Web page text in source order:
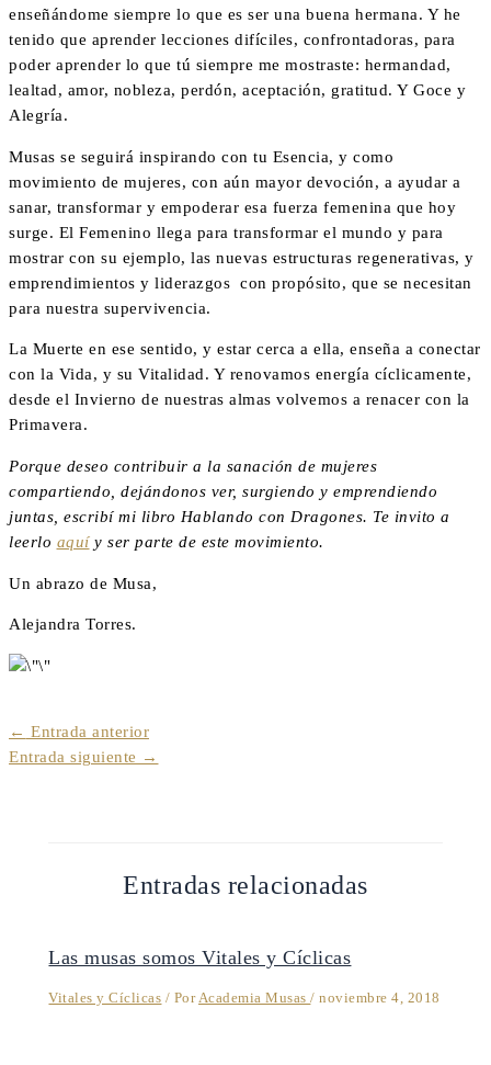
enseñándome siempre lo que es ser una buena hermana. Y he
tenido que aprender lecciones difíciles, confrontadoras, para
poder aprender lo que tú siempre me mostraste: hermandad,
lealtad, amor, nobleza, perdón, aceptación, gratitud. Y Goce y
Alegría.
Musas se seguirá inspirando con tu Esencia, y como
movimiento de mujeres, con aún mayor devoción, a ayudar a
sanar, transformar y empoderar esa fuerza femenina que hoy
surge. El Femenino llega para transformar el mundo y para
mostrar con su ejemplo, las nuevas estructuras regenerativas, y
emprendimientos y liderazgos con propósito, que se necesitan
para nuestra supervivencia.
La Muerte en ese sentido, y estar cerca a ella, enseña a conectar
con la Vida, y su Vitalidad. Y renovamos energía cíclicamente,
desde el Invierno de nuestras almas volvemos a renacer con la
Primavera.
Porque deseo contribuir a la sanación de mujeres
compartiendo, dejándonos ver, surgiendo y emprendiendo
juntas, escribí mi libro Hablando con Dragones. Te invito a
leerlo aquíy ser parte de este movimiento.
Un abrazo de Musa,
Alejandra Torres.
← Entrada anterior
Entrada siguiente →
Entradas relacionadas
Las musas somos Vitales y Cíclicas
Vitales y Cíclicas / PorAcademia Musas/noviembre 4, 2018